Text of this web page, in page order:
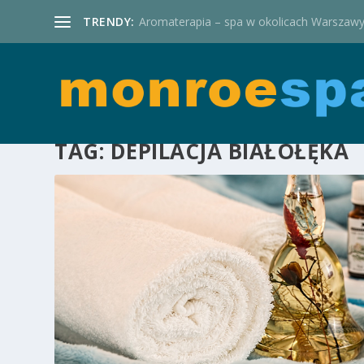
TRENDY: Aromaterapia – spa w okolicach Warszawy
TAG:DEPILACJA BIAŁOŁĘKA